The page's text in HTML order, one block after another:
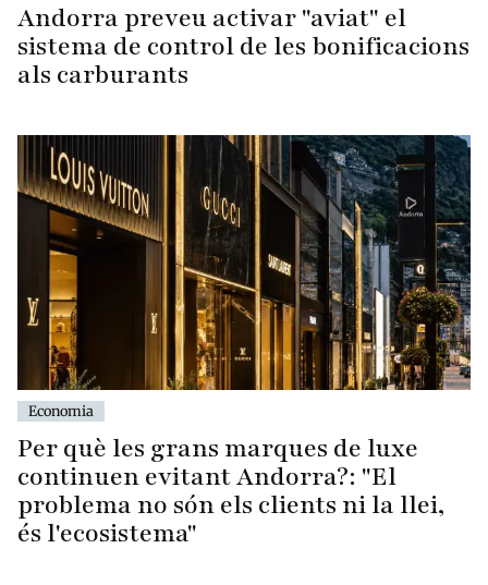
Andorra preveu activar "aviat" el
sistema de control de les bonificacions
als carburants
Economia
Per què les grans marques de luxe
continuen evitant Andorra?: "El
problema no són els clients ni la llei,
és l'ecosistema"